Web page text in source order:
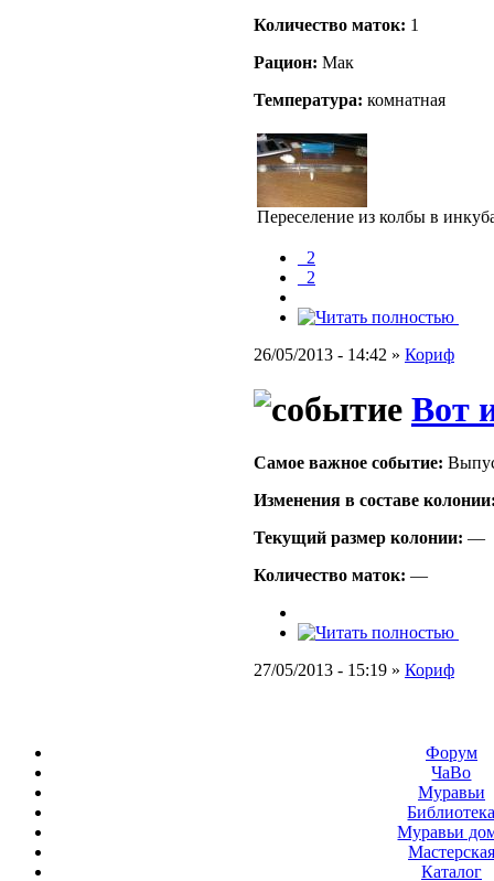
Количество маток: 1
Рацион: Мак
Температура: комнатная
Переселение из колбы в
_2
_2
26/05/2013 - 14:42 » Кориф
Вот
Самое важное событие:
Изменения в составе
Текущий размер кoлонии: —
Количество маток: —
27/05/2013 - 15:19 » Кориф
Форум
ЧаВо
Муравьи
Муравьи
Мастерская
Каталог